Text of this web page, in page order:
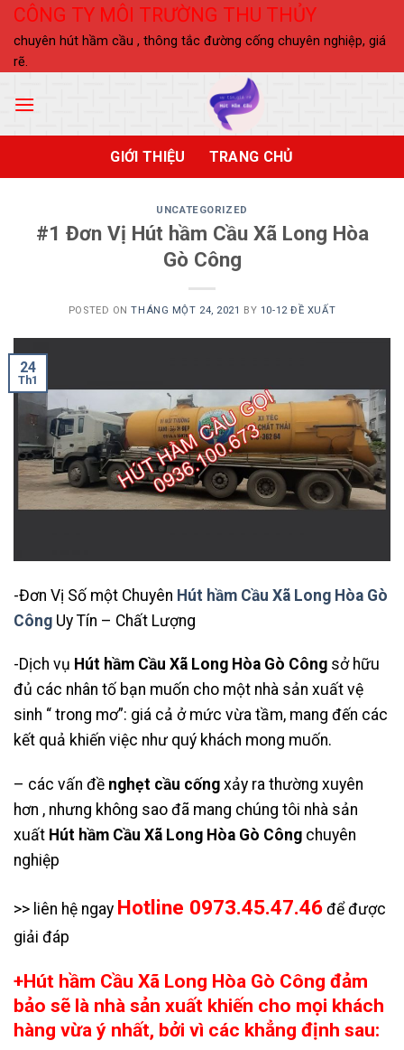
Skip
content
CÔNG TY MÔI TRƯỜNG THU THỦY
chuyên hút hầm cầu , thông tắc đường cống chuyên nghiệp, giá
rẽ.
GIỚI THIỆU TRANG CHỦ
UNCATEGORIZED
#1 Đơn Vị Hút hầm Cầu Xã Long Hòa
Gò Công
POSTED ONTHÁNG MỘT 24, 2021 BY 10-12 ĐỀ XUẤT
24
Th1
-Đơn Vị Số một Chuyên Hút hầm Cầu Xã Long Hòa Gò
Công Uy Tín – Chất Lượng
-Dịch vụ Hút hầm Cầu Xã Long Hòa Gò Công sở hữu
đủ các nhân tố bạn muốn cho một nhà sản xuất vệ
sinh “ trong mơ”: giá cả ở mức vừa tầm, mang đến các
kết quả khiến việc như quý khách mong muốn.
– các vấn đề nghẹt cầu cống xảy ra thường xuyên
hơn , nhưng không sao đã mang chúng tôi nhà sản
xuất Hút hầm Cầu Xã Long Hòa Gò Công chuyên
nghiệp
>> liên hệ ngay Hotline 0973.45.47.46 để được
giải đáp
+Hút hầm Cầu Xã Long Hòa Gò Công đảm
bảo sẽ là nhà sản xuất khiến cho mọi khách
hàng vừa ý nhất, bởi vì các khẳng định sau: